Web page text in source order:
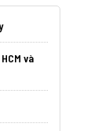
và